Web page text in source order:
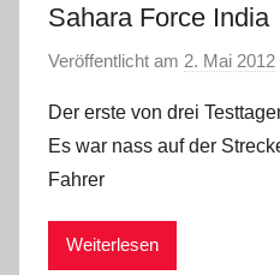
Sahara Force India
Veröffentlicht am 2. Mai 2012
Der erste von drei
Es war nass auf der
Fahrer
Weiterlesen